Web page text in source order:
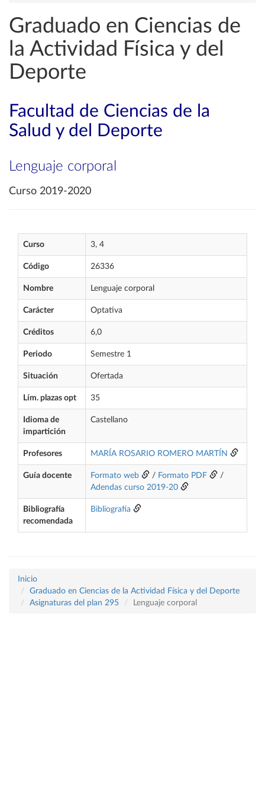
Graduado en Ciencias de
la Actividad Física y del
Deporte
Facultad de Ciencias de la
Salud y del Deporte
Lenguaje corporal
Curso 2019-2020
Curso 3, 4
Código 26336
Nombre Lenguaje corporal
Carácter Optativa
Créditos 6,0
Periodo Semestre 1
Situación Ofertada
Lím. plazas opt 35
Idioma de
impartición
Castellano
Profesores MARÍA ROSARIO ROMERO MARTÍN
Guía docente Formato web / Formato PDF
/
Adendas curso 2019-20
Bibliografía
recomendada
Bibliografía
Inicio
Graduado en Ciencias de la Actividad Física y del Deporte
Asignaturas del plan 295
Lenguaje corporal